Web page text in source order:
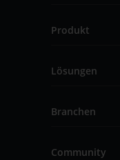
Produkt
Lösungen
Branchen
Community